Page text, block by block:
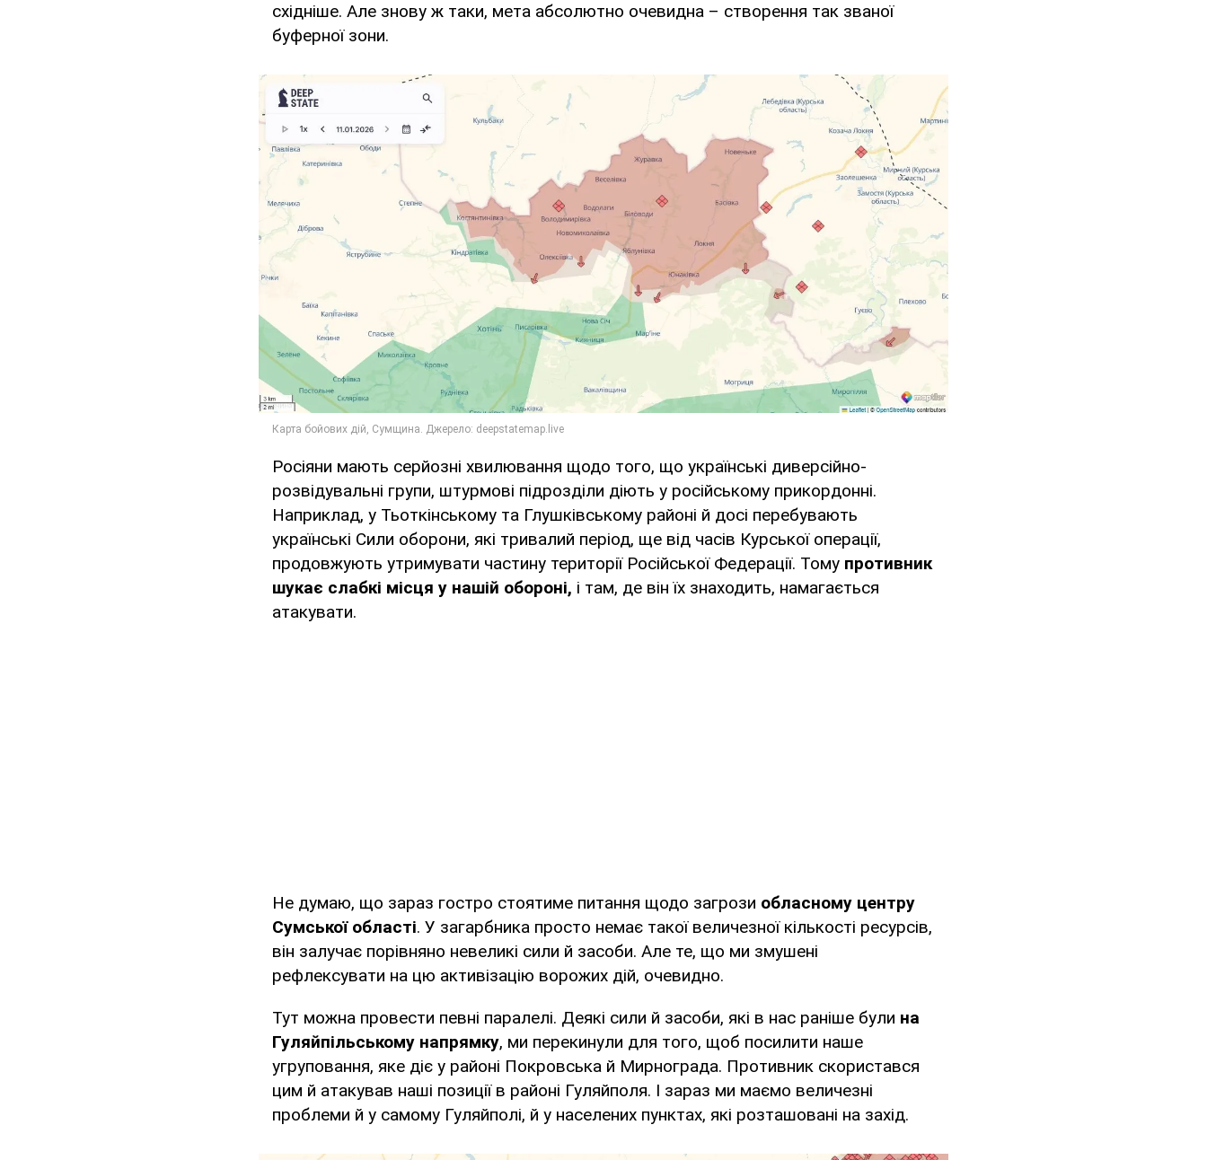
східніше. Але знову ж таки, мета абсолютно очевидна – створення так званої
буферної зони.
Росіяни мають серйозні хвилювання щодо того, що українські диверсійно-
розвідувальні групи, штурмові підрозділи діють у російському прикордонні.
Наприклад, у Тьоткінському та Глушківському районі й досі перебувають
українські Сили оборони, які тривалий період, ще від часів Курської операції,
продовжують утримувати частину території Російської Федерації. Тому противник
шукає слабкі місця у нашій обороні, і там, де він їх знаходить, намагається
атакувати.
Не думаю, що зараз гостро стоятиме питання щодо загрози обласному центру
Сумської області. У загарбника просто немає такої величезної кількості ресурсів,
він залучає порівняно невеликі сили й засоби. Але те, що ми змушені
рефлексувати на цю активізацію ворожих дій, очевидно.
Тут можна провести певні паралелі. Деякі сили й засоби, які в нас раніше були на
Гуляйпільському напрямку, ми перекинули для того, щоб посилити наше
угруповання, яке діє у районі Покровська й Мирнограда. Противник скористався
цим й атакував наші позиції в районі Гуляйполя. І зараз ми маємо величезні
проблеми й у самому Гуляйполі, й у населених пунктах, які розташовані на захід.